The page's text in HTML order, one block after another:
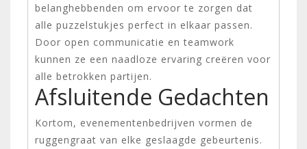
belanghebbenden om ervoor te zorgen dat
alle puzzelstukjes perfect in elkaar passen.
Door open communicatie en teamwork
kunnen ze een naadloze ervaring creëren voor
alle betrokken partijen.
Afsluitende Gedachten
Kortom, evenementenbedrijven vormen de
ruggengraat van elke geslaagde gebeurtenis.